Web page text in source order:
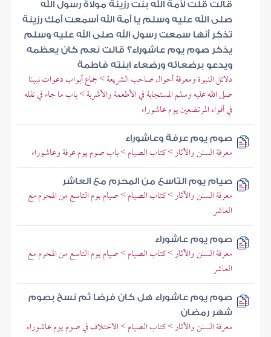
قالت قلت لأمة الله بنت رزينة مولاة رسول الله
صلى الله عليه وسلم يا أمة الله أسمعت أمك رزينة
تذكر أنها سمعت رسول الله صلى الله عليه وسلم
يذكر صوم يوم عاشوراء؟ قالت نعم كان يعظمه
ويدعو برضعائه ورضعاء ابنته فاطمة
دلائل النبوة ومعرفة أحوال صاحب الشريعة > جماع أبواب دعوات نبينا
صلى الله عليه وسلم المستجابة في الأطعمة والأشربة > باب ما جاء في تفله
في أفواه المرتضعين يوم عاشوراء
صوم يوم عرفة وعاشوراء
معرفة السنن والآثار > كتاب الصيام > باب صوم يوم عرفة وعاشوراء
صيام يوم التاسع من المحرم مع العاشر
معرفة السنن والآثار > كتاب الصيام > صيام يوم التاسع من المحرم مع
العاشر
صوم يوم عاشوراء
معرفة السنن والآثار > كتاب الصيام > صيام يوم التاسع من المحرم مع
العاشر
صوم يوم عاشوراء هل كان فرضا ثم نسخ بصوم
شهر رمضان
معرفة السنن والآثار > كتاب الصيام > الاختلاف في صوم يوم عاشوراء